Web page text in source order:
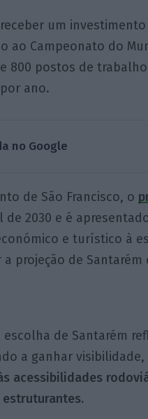
um
ao Campeonato do
800 postos de
ano.
no Google
de São Francisco, o
2030 e é
e turístico à
projeção de
de Santarém
a ganhar
acessibilidades